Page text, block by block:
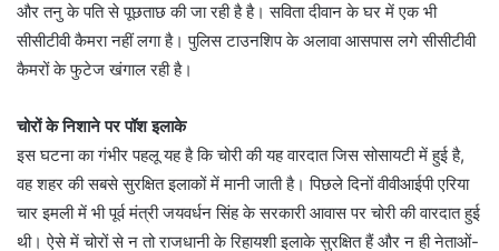
और तनु के पति से पूछताछ की जा रही है है। सविता दीवान के घर में एक भी
सीसीटीवी कैमरा नहीं लगा है। पुलिस टाउनशिप के अलावा आसपास लगे सीसीटीवी
कैमरों के फुटेज खंगाल रही है।
चोरों के निशाने पर पॉश इलाके
इस घटना का गंभीर पहलू यह है कि चोरी की यह वारदात जिस सोसायटी में हुई है,
वह शहर की सबसे सुरक्षित इलाकों में मानी जाती है। पिछले दिनों वीवीआईपी एरिया
चार इमली में भी पूर्व मंत्री जयवर्धन सिंह के सरकारी आवास पर चोरी की वारदात हुई
थी। ऐसे में चोरों से न तो राजधानी के रिहायशी इलाके सुरक्षित हैं और न ही नेताओं-